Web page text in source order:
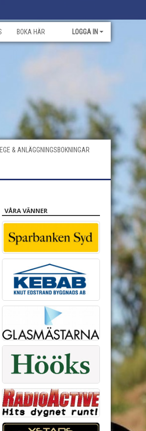
BOKA HÄR LOGGA IN
& ANLÄGGNINGSBOKNINGAR
VÅRA VÄNNER